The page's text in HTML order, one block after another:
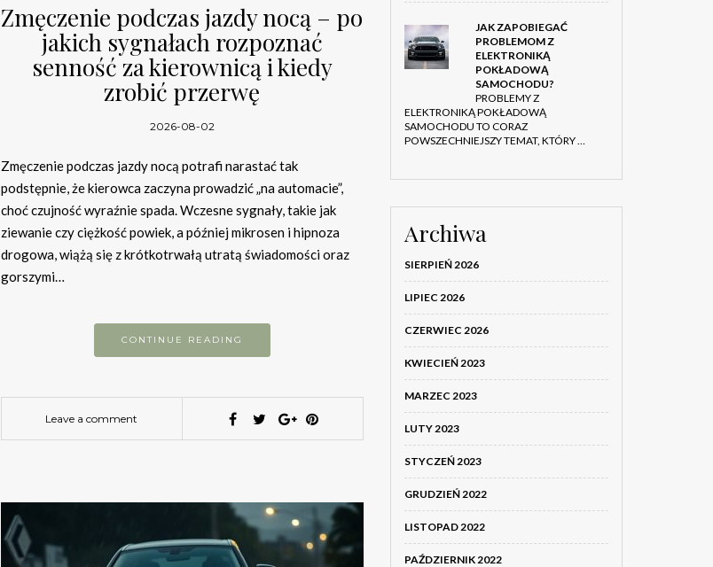
Zmęczenie podczas jazdy nocą – po
jakich sygnałach rozpoznać
senność za kierownicą i kiedy
zrobić przerwę
2026-08-02
Zmęczenie podczas jazdy nocą potrafi narastać tak
podstępnie, że kierowca zaczyna prowadzić „na automacie”,
choć czujność wyraźnie spada. Wczesne sygnały, takie jak
ziewanie czy ciężkość powiek, a później mikrosen i hipnoza
drogowa, wiążą się z krótkotrwałą utratą świadomości oraz
gorszymi…
CONTINUE READING
Leave a comment
JAK ZAPOBIEGAĆ
PROBLEMOM Z
ELEKTRONIKĄ
POKŁADOWĄ
SAMOCHODU?
PROBLEMY Z
ELEKTRONIKĄ POKŁADOWĄ
SAMOCHODU TO CORAZ
POWSZECHNIEJSZY TEMAT, KTÓRY …
Archiwa
SIERPIEŃ 2026
LIPIEC 2026
CZERWIEC 2026
KWIECIEŃ 2023
MARZEC 2023
LUTY 2023
STYCZEŃ 2023
GRUDZIEŃ 2022
LISTOPAD 2022
PAŹDZIERNIK 2022